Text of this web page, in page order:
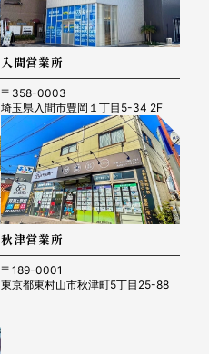
入間営業所
〒358-0003
埼玉県入間市豊岡１丁目5-34 2F
秋津営業所
〒189-0001
東京都東村山市秋津町5丁目25-88